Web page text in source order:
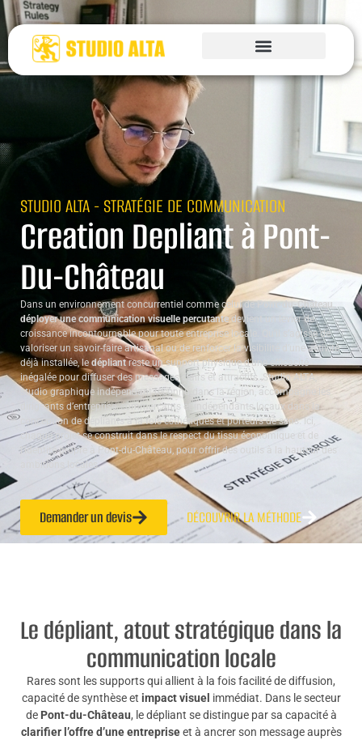
STUDIO ALTA - STRATÉGIE DE COMMUNICATION
Creation Depliant à Pont-
Du-Château
Dans un environnement concurrentiel comme celui dePont-du-Château,
déployer une communication visuelle percutante devient un levier de
croissance incontournable pour toute entreprise locale. Qu’il s’agisse de
valoriser un savoir-faire artisanal ou de renforcer la visibilité d’une activité
déjà installée, le dépliantreste un support physique d’une efficacité
inégalée pour diffuser des messages clairs et attractifs. Studio ALTA,
studio graphique indépendant reconnu dans la région, accompagne les
dirigeants d’entreprise, commerçants et indépendants locaux dans la
conception de dépliants à la fois esthétiques et porteurs de sens. Ici,
chaque projet se construit dans le respect du tissu économique et de
l’identité propre à Pont-du-Château, pour offrir des outils à la hauteur des
ambitions locales.
Demander un devis DÉCOUVRIR LA MÉTHODE
Le dépliant, atout stratégique dans la
communication locale
Rares sont les supports qui allient à la fois facilité de diffusion,
capacité de synthèse et impact visuel immédiat. Dans le secteur
de Pont-du-Château, le dépliant se distingue par sa capacité à
clarifier l’offre d’une entrepriseet à ancrer son message auprès